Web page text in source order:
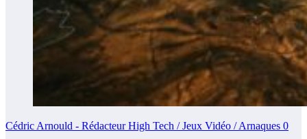
Cédric Arnould - Rédacteur High Tech / Jeux Vidéo / Arnaques 0